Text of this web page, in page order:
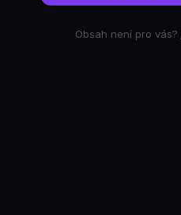
Obsah není pro vás?